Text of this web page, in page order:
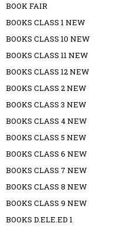
BOOK FAIR
BOOKS CLASS 1 NEW
BOOKS CLASS 10 NEW
BOOKS CLASS 11 NEW
BOOKS CLASS 12 NEW
BOOKS CLASS 2 NEW
BOOKS CLASS 3 NEW
BOOKS CLASS 4 NEW
BOOKS CLASS 5 NEW
BOOKS CLASS 6 NEW
BOOKS CLASS 7 NEW
BOOKS CLASS 8 NEW
BOOKS CLASS 9 NEW
BOOKS D.ELE.ED 1